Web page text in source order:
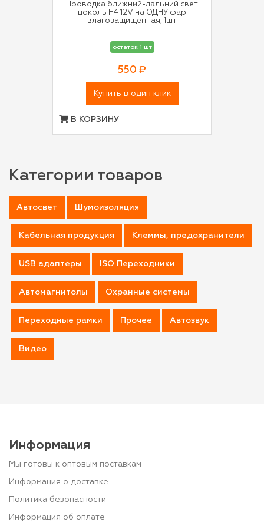
Проводка ближний-дальний свет
цоколь H4 12V на ОДНУ фар
влагозащищенная, 1шт
остаток 1 шт
550 ₽
Купить в один клик
В КОРЗИНУ
Категории товаров
Автосвет Шумоизоляция
Кабельная продукция Клеммы, предохранители
USB адаптеры ISO Переходники
Автомагнитолы Охранные системы
Переходные рамки Прочее Автозвук
Видео
Информация
Мы готовы к оптовым поставкам
Информация о доставке
Политика безопасности
Информация об оплате